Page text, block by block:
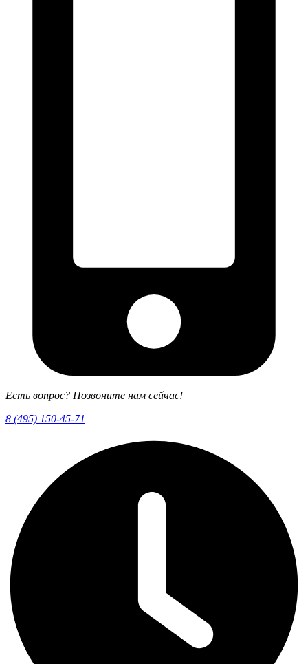
Есть вопрос? Позвоните нам сейчас!
8 (495) 150-45-71